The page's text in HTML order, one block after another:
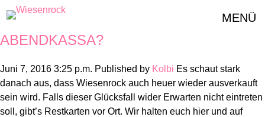
MENÜ
GIBT ES NOCH TICKETS AN DER
ABENDKASSA?
Juni 7, 2016 3:25 p.m. Published by Kolbi Es schaut stark
danach aus, dass Wiesenrock auch heuer wieder ausverkauft
sein wird. Falls dieser Glücksfall wider Erwarten nicht eintreten
soll, gibt’s Restkarten vor Ort. Wir halten euch hier und auf